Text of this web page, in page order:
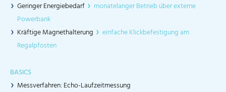
Geringer Energiebedarf
monatelanger Betrieb über externe
Powerbank
Kräftige Magnethalterung
einfache Klickbefestigung am
Regalpfosten
BASICS
Messverfahren: Echo-Laufzeitmessung